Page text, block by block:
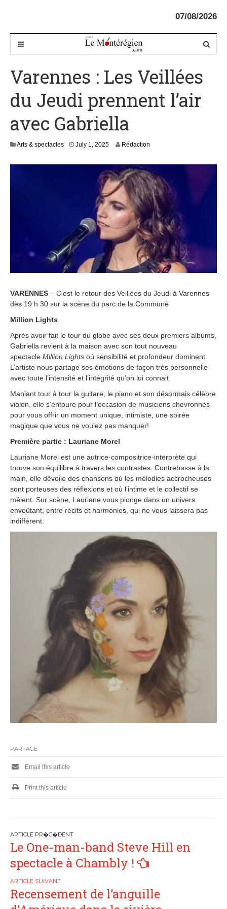
07/08/2026
Varennes : Les Veillées
du Jeudi prennent l’air
avec Gabriella
Arts & spectacles July 1, 2025J
y
1
2
0
2
5
Rédaction
VARENNES – C’est le retour des Veillées du Jeudi à Varennes
dès 19 h 30 sur la scène du parc de la Commune
Million Lights
Après avoir fait le tour du globe avec ses deux premiers albums,
Gabriella revient à la maison avec son tout nouveau
spectacle Million Lights où sensibilité et profondeur dominent.
L’artiste nous partage ses émotions de façon très personnelle
avec toute l’intensité et l’intégrité qu’on lui connait.
Maniant tour à tour la guitare, le piano et son désormais célèbre
violon, elle s’entoure pour l’occasion de musiciens chevronnés
pour vous offrir un moment unique, intimiste, une soirée
magique que vous ne voulez pas manquer!
Première partie : Lauriane Morel
Lauriane Morel est une autrice-compositrice-interprète qui
trouve son équilibre à travers les contrastes. Contrebasse à la
main, elle dévoile des chansons où les mélodies accrocheuses
sont porteuses des réflexions et où l’intime et le collectif se
mêlent. Sur scène, Lauriane vous plonge dans un univers
envoûtant, entre récits et harmonies, qui ne vous laissera pas
indifférent.
PARTAGE
Email this article
Print this article
P
o
s
t
Le One-man-band Steve Hill en
spectacle à Chambly !
Recensement de l’anguille